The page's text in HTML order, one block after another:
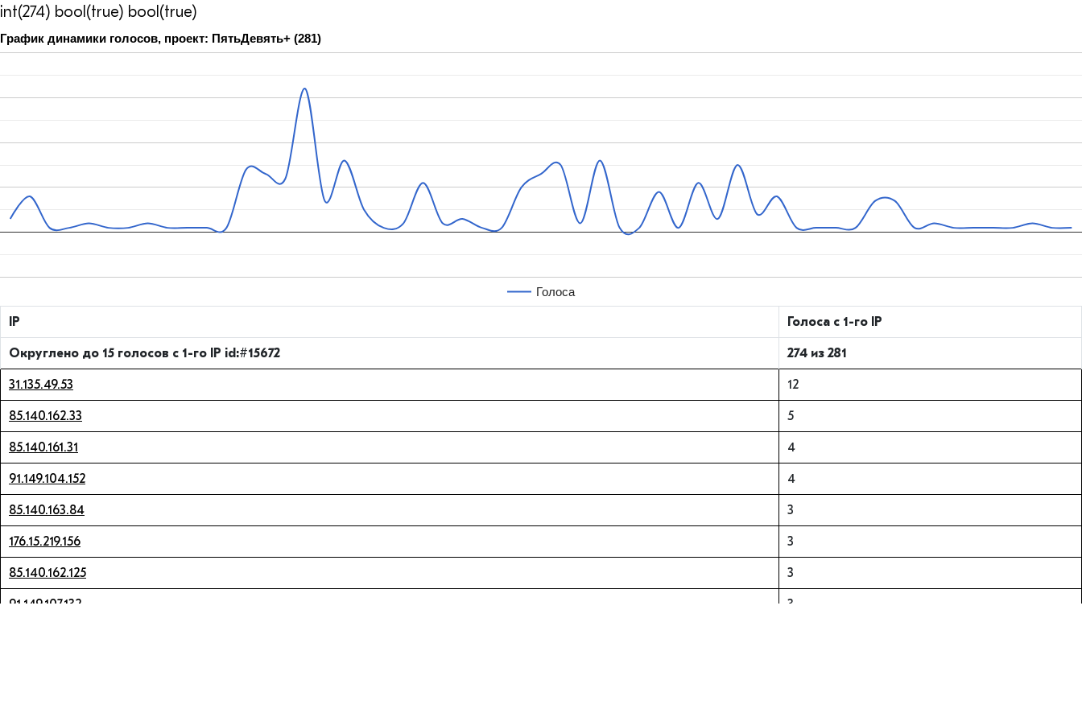
int(274) bool(true) bool(true)
График динамики голосов, проект: ПятьДевять+ (281)
Голоса
IP Голоса с 1-го IP
Округлено до 15 голосов с 1-го IP id:#15672 274 из 281
31.135.49.53 12
85.140.162.33 5
85.140.161.31 4
91.149.104.152 4
85.140.163.84 3
176.15.219.156 3
85.140.162.125 3
91.149.107.132 3